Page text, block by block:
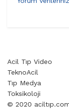
Acil Tıp Video
TeknoAcil
Tıp Medya
Toksikoloji
© 2020